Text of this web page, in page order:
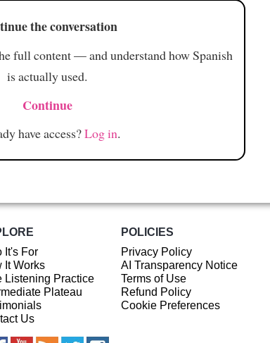
the conversation
full content — and understand how Spanish
is actually used.
Continue
have access?Log in.
It's For
It Works
Listening Practice
Plateau
Us
POLICIES
Privacy Policy
AI Transparency Notice
Terms of Use
Refund Policy
Cookie Preferences